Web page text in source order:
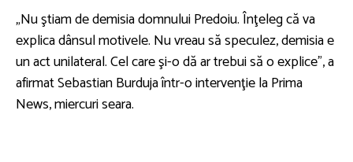
„Nu ştiam de demisia domnului Predoiu. Înţeleg că va
explica dânsul motivele. Nu vreau să speculez, demisia e
un act unilateral. Cel care şi-o dă ar trebui să o explice”, a
afirmat Sebastian Burduja într-o intervenţie la Prima
News, miercuri seara.